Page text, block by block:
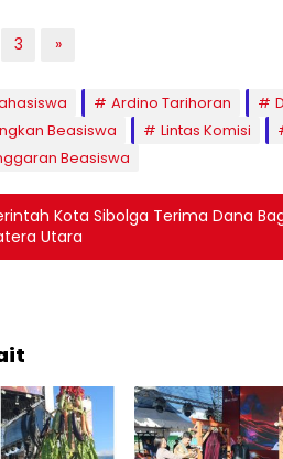
3 »
Ardino Tarihoran
Beasiswa
Lintas Komisi
Beasiswa
Kota Sibolga Terima Dana
Utara